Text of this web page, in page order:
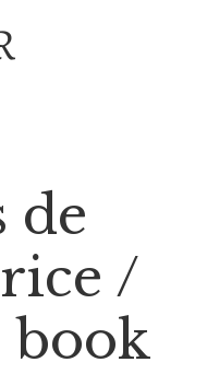
de
/
book